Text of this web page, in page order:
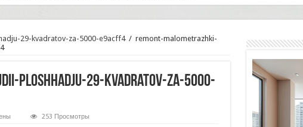
29-kvadratov-za-5000-e9acff4 / remont-malometrazhki-
ploshhadju-29-kvadratov-za-5000-
253 Просмотры